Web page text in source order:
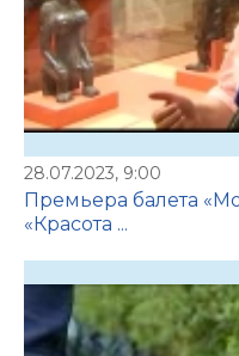
28.07.2023, 9:00
Премьера балета
«Красота ...